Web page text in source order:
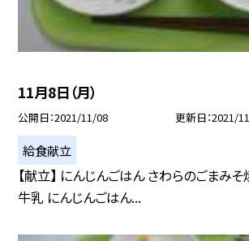
11月8日（月）
公開日 2021/11/08 更新日 2021/
給食献立
【献立】 にんじんごはん さわらのごまみ
牛乳 にんじんごはん...